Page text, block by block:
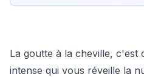
La goutte à la cheville, c'est
intense qui vous réveille la